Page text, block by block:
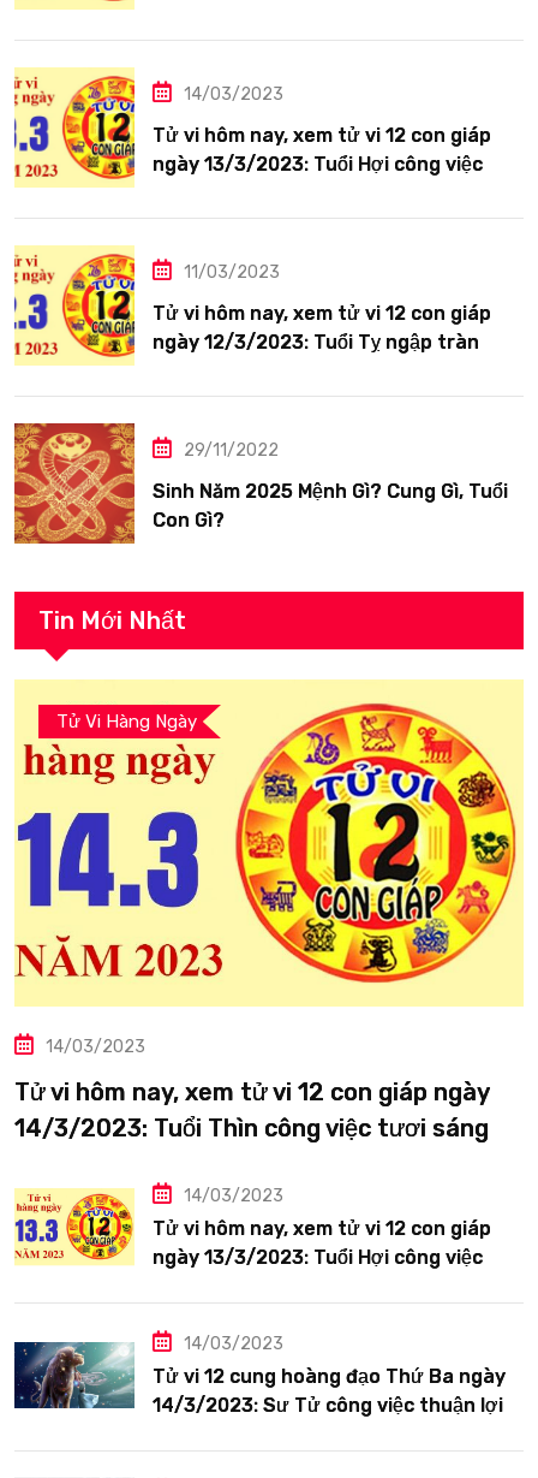
14/03/2023
Tử vi hôm nay, xem tử vi 12 con giáp
ngày 13/3/2023: Tuổi Hợi công việc
11/03/2023
Tử vi hôm nay, xem tử vi 12 con giáp
ngày 12/3/2023: Tuổi Tỵ ngập tràn
29/11/2022
Sinh Năm 2025 Mệnh Gì? Cung Gì, Tuổi
Con Gì?
Tin Mới Nhất
Tử Vi Hàng Ngày
14/03/2023
Tử vi hôm nay, xem tử vi 12 con giáp ngày
14/3/2023: Tuổi Thìn công việc tươi sáng
14/03/2023
Tử vi hôm nay, xem tử vi 12 con giáp
ngày 13/3/2023: Tuổi Hợi công việc
14/03/2023
Tử vi 12 cung hoàng đạo Thứ Ba ngày
14/3/2023: Sư Tử công việc thuận lợi